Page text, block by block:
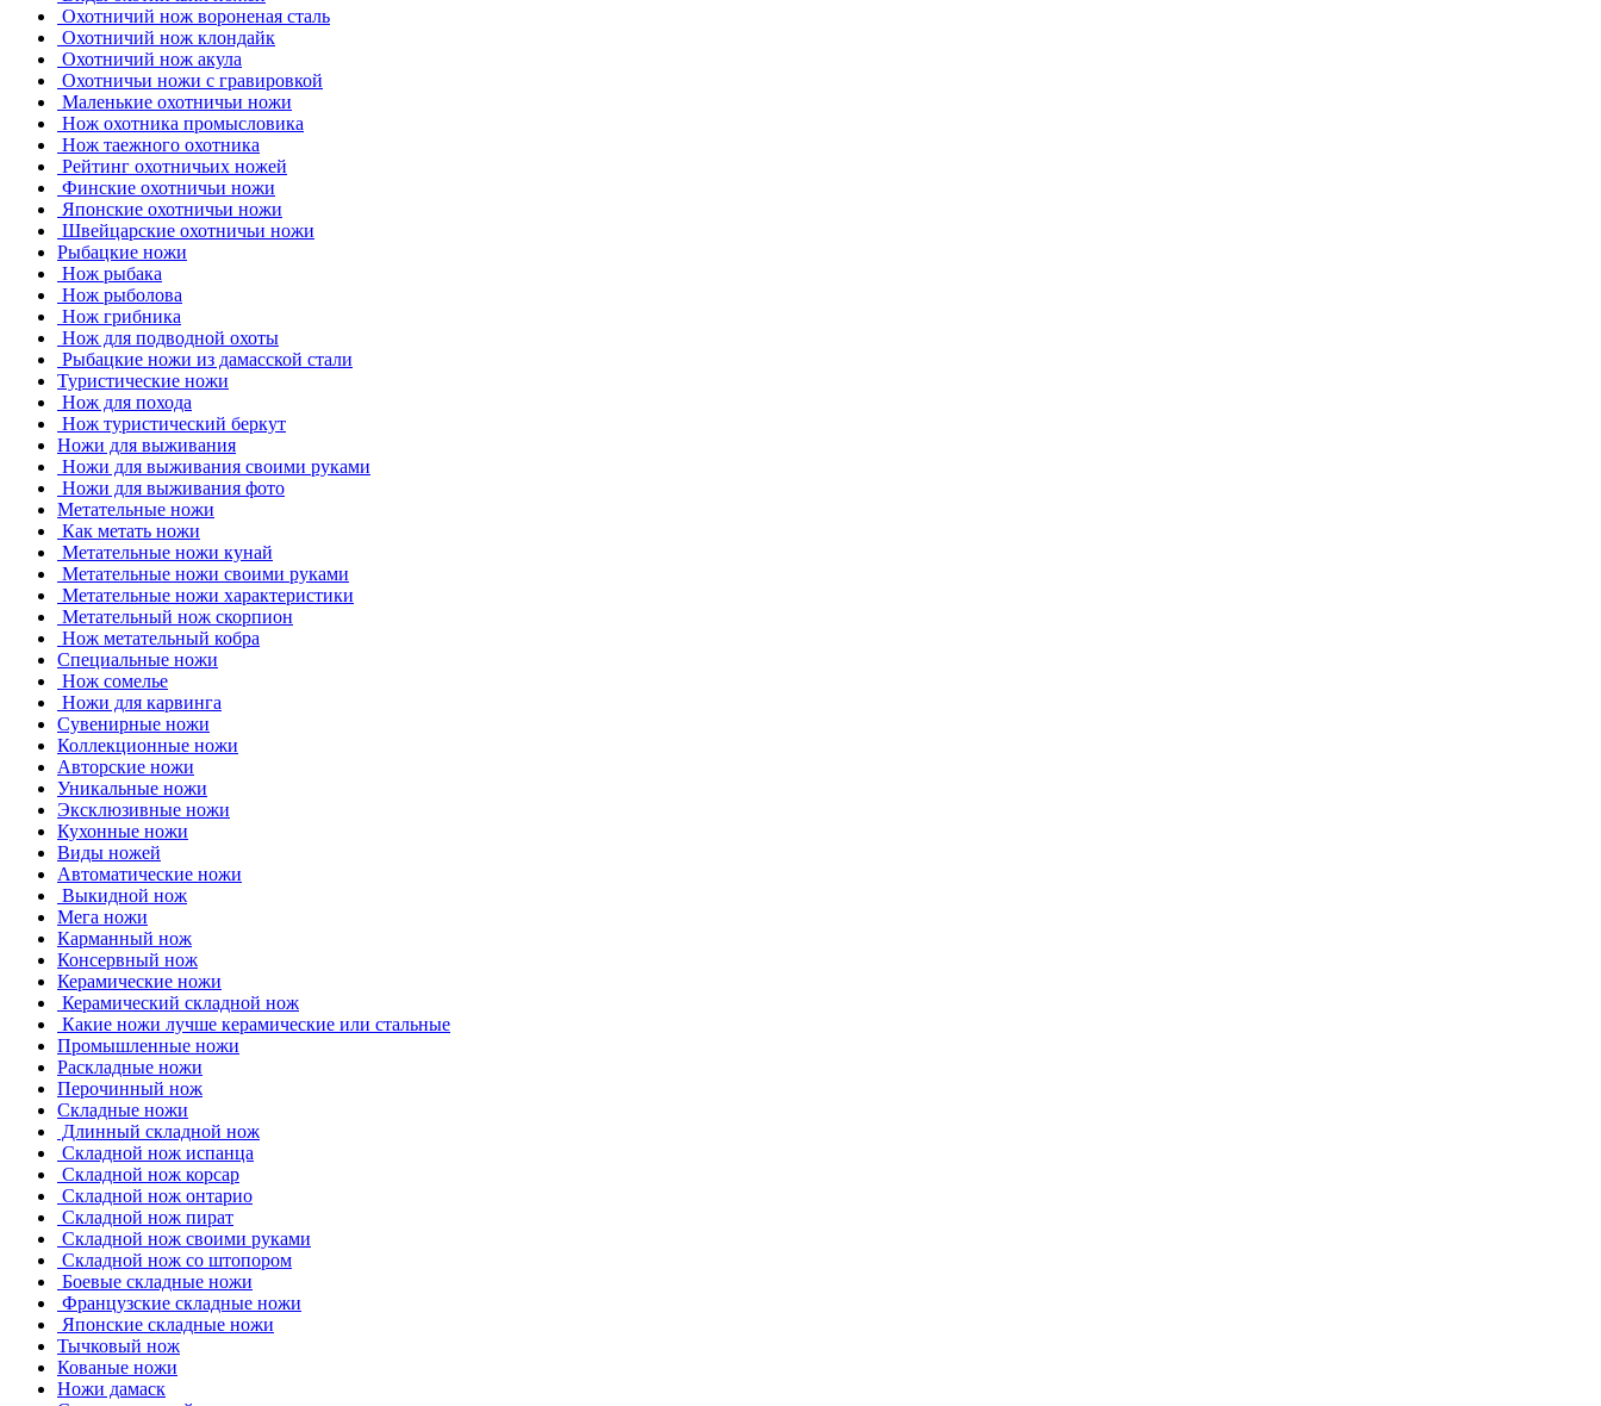
Охотничий нож вороненая сталь
Охотничий нож клондайк
Охотничий нож акула
Охотничьи ножи с гравировкой
Маленькие охотничьи ножи
Нож охотника промысловика
Нож таежного охотника
Рейтинг охотничьих ножей
Финские охотничьи ножи
Японские охотничьи ножи
Швейцарские охотничьи ножи
Рыбацкие ножи
Нож рыбака
Нож рыболова
Нож грибника
Нож для подводной охоты
Рыбацкие ножи из дамасской стали
Туристические ножи
Нож для похода
Нож туристический беркут
Ножи для выживания
Ножи для выживания своими руками
Ножи для выживания фото
Метательные ножи
Как метать ножи
Метательные ножи кунай
Метательные ножи своими руками
Метательные ножи характеристики
Метательный нож скорпион
Нож метательный кобра
Специальные ножи
Нож сомелье
Ножи для карвинга
Сувенирные ножи
Коллекционные ножи
Авторские ножи
Уникальные ножи
Эксклюзивные ножи
Кухонные ножи
Виды ножей
Автоматические ножи
Выкидной нож
Мега ножи
Карманный нож
Консервный нож
Керамические ножи
Керамический складной нож
Какие ножи лучше керамические или стальные
Промышленные ножи
Раскладные ножи
Перочинный нож
Складные ножи
Длинный складной нож
Складной нож испанца
Складной нож корсар
Складной нож онтарио
Складной нож пират
Складной нож своими руками
Складной нож со штопором
Боевые складные ножи
Французские складные ножи
Японские складные ножи
Тычковый нож
Кованые ножи
Ножи дамаск